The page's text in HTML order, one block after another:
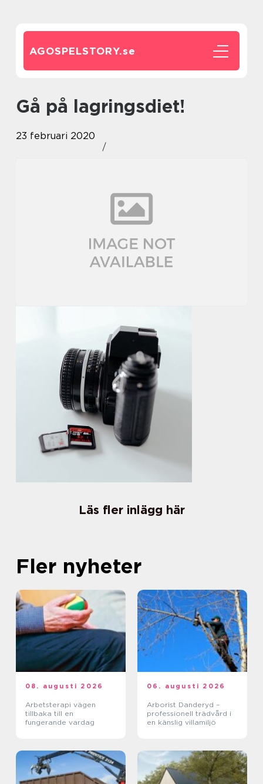
AGOSPELSTORY.se
Gå på lagringsdiet!
23 februari 2020
Läs fler inlägg här
Fler nyheter
08. augusti 2026
Arbetsterapi vägen
tillbaka till en
fungerande vardag
06. augusti 2026
Arborist Danderyd –
professionell trädvård i
en känslig villamiljö